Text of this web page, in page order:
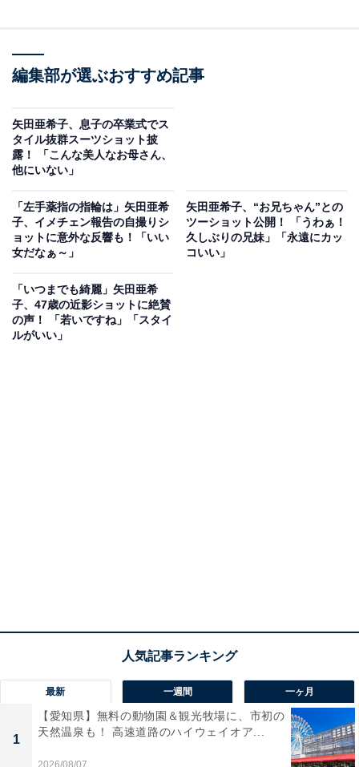
編集部が選ぶおすすめ記事
矢田亜希子、息子の卒業式でス
タイル抜群スーツショット披
露！ 「こんな美人なお母さん、
他にいない」
「左手薬指の指輪は」矢田亜希
子、イメチェン報告の自撮りシ
ョットに意外な反響も！「いい
女だなぁ～」
矢田亜希子、“お兄ちゃん”との
ツーショット公開！ 「うわぁ！
久しぶりの兄妹」「永遠にカッ
コいい」
「いつまでも綺麗」矢田亜希
子、47歳の近影ショットに絶賛
の声！ 「若いですね」「スタイ
ルがいい」
最新 一週間 一ヶ月
1
【愛知県】無料の動物園＆観光牧場に、市初の
天然温泉も！ 高速道路のハイウェイオア...